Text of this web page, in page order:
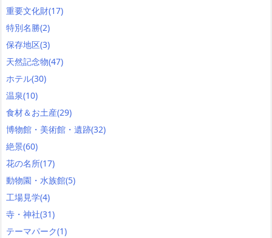
重要文化財(17)
特別名勝(2)
保存地区(3)
天然記念物(47)
ホテル(30)
温泉(10)
食材＆お土産(29)
博物館・美術館・遺跡(32)
絶景(60)
花の名所(17)
動物園・水族館(5)
工場見学(4)
寺・神社(31)
テーマパーク(1)